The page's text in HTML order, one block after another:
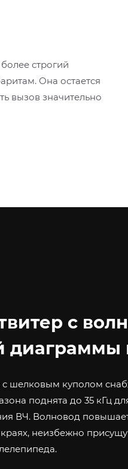
строгий
Она остается
вызов значительно
с
диаграммы
шелковым куполом
поднята до 35 кГц
ВЧ. Волновод
неизбежно